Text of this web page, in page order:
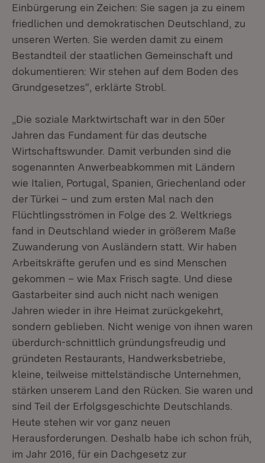
Einbürgerung ein Zeichen: Sie sagen ja zu einem
friedlichen und demokratischen Deutschland, zu
unseren Werten. Sie werden damit zu einem
Bestandteil der staatlichen Gemeinschaft und
dokumentieren: Wir stehen auf dem Boden des
Grundgesetzes“, erklärte Strobl.
„Die soziale Marktwirtschaft war in den 50er
Jahren das Fundament für das deutsche
Wirtschaftswunder. Damit verbunden sind die
sogenannten Anwerbeabkommen mit Ländern
wie Italien, Portugal, Spanien, Griechenland oder
der Türkei – und zum ersten Mal nach den
Flüchtlingsströmen in Folge des 2. Weltkriegs
fand in Deutschland wieder in größerem Maße
Zuwanderung von Ausländern statt. Wir haben
Arbeitskräfte gerufen und es sind Menschen
gekommen – wie Max Frisch sagte. Und diese
Gastarbeiter sind auch nicht nach wenigen
Jahren wieder in ihre Heimat zurückgekehrt,
sondern geblieben. Nicht wenige von ihnen waren
überdurch-schnittlich gründungsfreudig und
gründeten Restaurants, Handwerksbetriebe,
kleine, teilweise mittelständische Unternehmen,
stärken unserem Land den Rücken. Sie waren und
sind Teil der Erfolgsgeschichte Deutschlands.
Heute stehen wir vor ganz neuen
Herausforderungen. Deshalb habe ich schon früh,
im Jahr 2016, für ein Dachgesetz zur